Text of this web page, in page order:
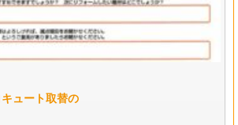
ュート取替の